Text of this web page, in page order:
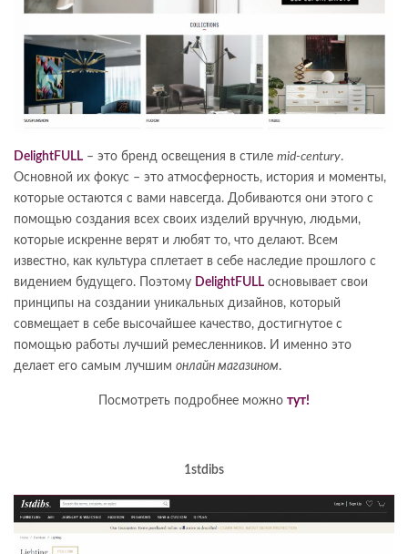
DelightFULL – это бренд освещения в стиле mid-century.
Основной их фокус – это атмосферность, история и моменты,
которые остаются с вами навсегда. Добиваются они этого с
помощью создания всех своих изделий вручную, людьми,
которые искренне верят и любят то, что делают. Всем
известно, как культура сплетает в себе наследие прошлого с
видением будущего. Поэтому DelightFULL основывает свои
принципы на создании уникальных дизайнов, который
совмещает в себе высочайшее качество, достигнутое с
помощью работы лучший ремесленников. И именно это
делает его самым лучшим онлайн магазином.
Посмотреть подробнее можно тут!
1stdibs